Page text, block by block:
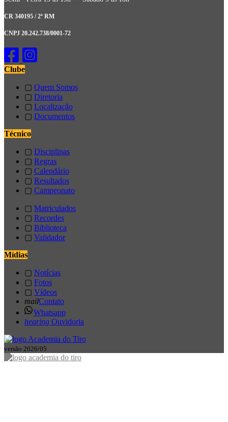
CR 340195 / 2ª RM
CNPJ 20.242.738/0001-72
Clube
▢ Quem Somos
▢ Diretoria
▢ Localização
▢ Documentos
Técnico
▢ Disciplinas
▢ Regras
▢ Calendário
▢ Resultados
▢ Campeonato
▢ Matriculados
▢ Recordes
▢ Biblioteca
▢ Validador
Mídias
▢ Notícias
▢ Fotos
▢ Vídeos
mailContato
Whatsapp
hearing Ouvidoria
versão 2026/05